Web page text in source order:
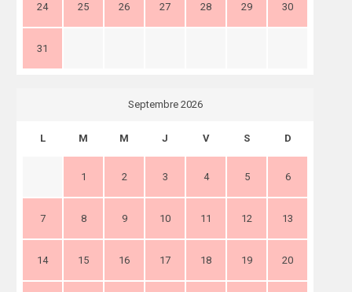
24 25 26 27 28 29 30
31
Septembre 2026
L M M J V S D
1 2 3 4 5 6
7 8 9 10 11 12 13
14 15 16 17 18 19 20